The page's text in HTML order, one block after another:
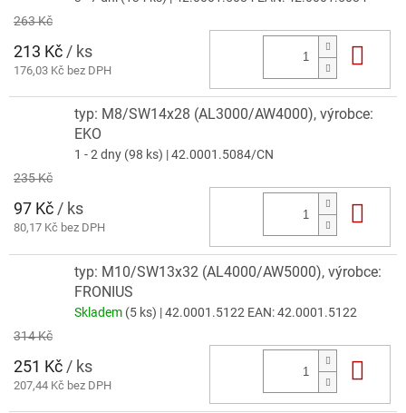
263 Kč
213 Kč / ks
176,03 Kč bez DPH
typ: M8/SW14x28 (AL3000/AW4000), výrobce:
EKO
1 - 2 dny (98 ks) | 42.0001.5084/CN
235 Kč
97 Kč/ ks
80,17 Kč bez DPH
typ: M10/SW13x32 (AL4000/AW5000), výrobce:
FRONIUS
Skladem (5 ks) | 42.0001.5122 EAN:42.0001.5122
314 Kč
251 Kč / ks
207,44 Kč bez DPH